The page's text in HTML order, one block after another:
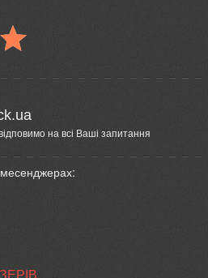
на всі Ваші запитання